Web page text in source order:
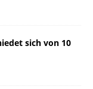
sich von 10